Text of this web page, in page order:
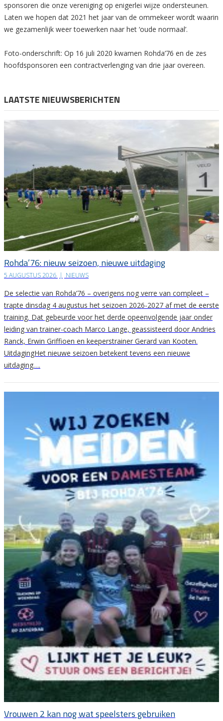
sponsoren die onze vereniging op enigerlei wijze ondersteunen.
Laten we hopen dat 2021 het jaar van de ommekeer wordt waarin
we gezamenlijk weer toewerken naar het ‘oude normaal’.
Foto-onderschrift: Op 16 juli 2020 kwamen Rohda’76 en de zes
hoofdsponsoren een contractverlenging van drie jaar overeen.
LAATSTE NIEUWSBERICHTEN
Rohda’76: nieuw seizoen, nieuwe uitdaging
5 AUGUSTUS 2026 | NIEUWS
De selectie van Rohda’76 – overigens nog verre van compleet –
trapte dinsdag 4 augustus het seizoen 2026-2027 af met de eerste
training. Dat gebeurde voor het derde opeenvolgende jaar onder
leiding van trainer-coach Marco Lange, geassisteerd door Andries
Ranck, Erwin Griffioen en keeperstrainer Gerard van Kooten.
UitdagingHet nieuwe seizoen betekent tevens een nieuwe
uitdaging….
Vrouwen 2 kan nog wat speelsters gebruiken